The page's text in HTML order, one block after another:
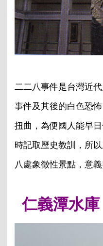
二二八事件是台灣近
事件及其後的白色恐
扭曲，為便國人能早
時記取歷史教訓，所
八處象徵性景點，意義
仁義潭水庫